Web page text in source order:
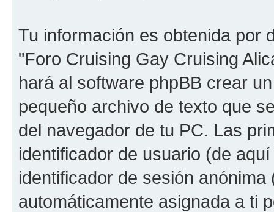
Tu información es obtenida por
"Foro Cruising Gay Cruising
hará al software phpBB crear
pequeño archivo de texto que
del navegador de tu PC. Las
identificador de usuario (de
identificador de sesión
automáticamente asignada a ti